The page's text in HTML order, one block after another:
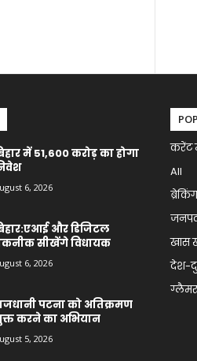
में 51,600 करोड़ का होगा
6, 2026
और डिजिटल
सीखेंगे विधायक
6, 2026
पटना को अतिक्रमण
करने का अभियान
5, 2026
करेंट
All
खास
देश-
ग्लैमर